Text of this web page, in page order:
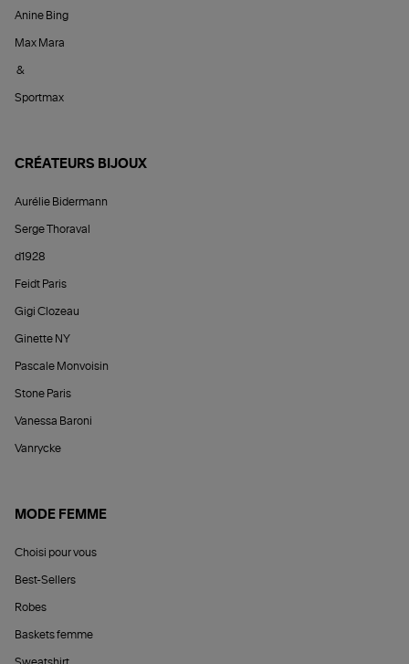
Anine Bing
Max Mara
&
Sportmax
CRÉATEURS BIJOUX
Aurélie Bidermann
Serge Thoraval
d1928
Feidt Paris
Gigi Clozeau
Ginette NY
Pascale Monvoisin
Stone Paris
Vanessa Baroni
Vanrycke
MODE FEMME
Choisi pour vous
Best-Sellers
Robes
Baskets femme
Sweatshirt